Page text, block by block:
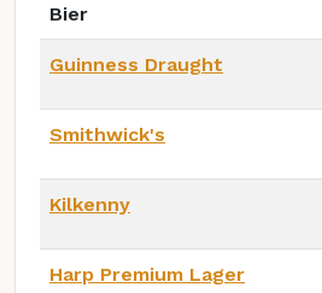
Bier
Guinness Draught
Smithwick's
Kilkenny
Harp Premium Lager